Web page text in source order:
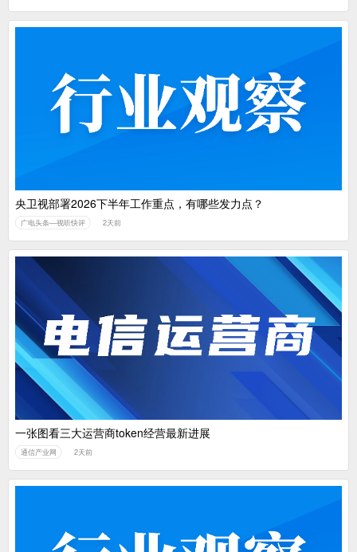
央卫视部署2026下半年工作重点，有哪些发力点？
广电头条—视听快评 2天前
一张图看三大运营商token经营最新进展
通信产业网 2天前